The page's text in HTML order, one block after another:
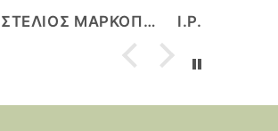
Μπράβο σας
ΣΤΕΛΙΟΣ ΜΑΡΚΟΠΟΥΛΙΩΤΗΣ
εύκολη
I.P.